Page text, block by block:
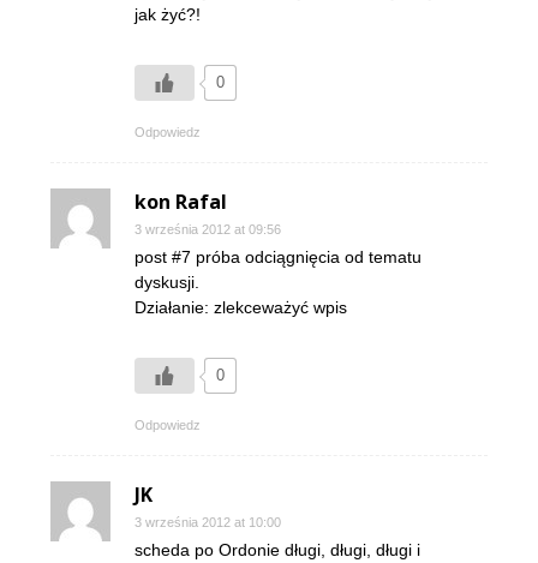
jak żyć?!
0
Odpowiedz
kon Rafal
3 września 2012 at 09:56
post #7 próba odciągnięcia od tematu
dyskusji.
Działanie: zlekceważyć wpis
0
Odpowiedz
JK
3 września 2012 at 10:00
scheda po Ordonie długi, długi, długi i